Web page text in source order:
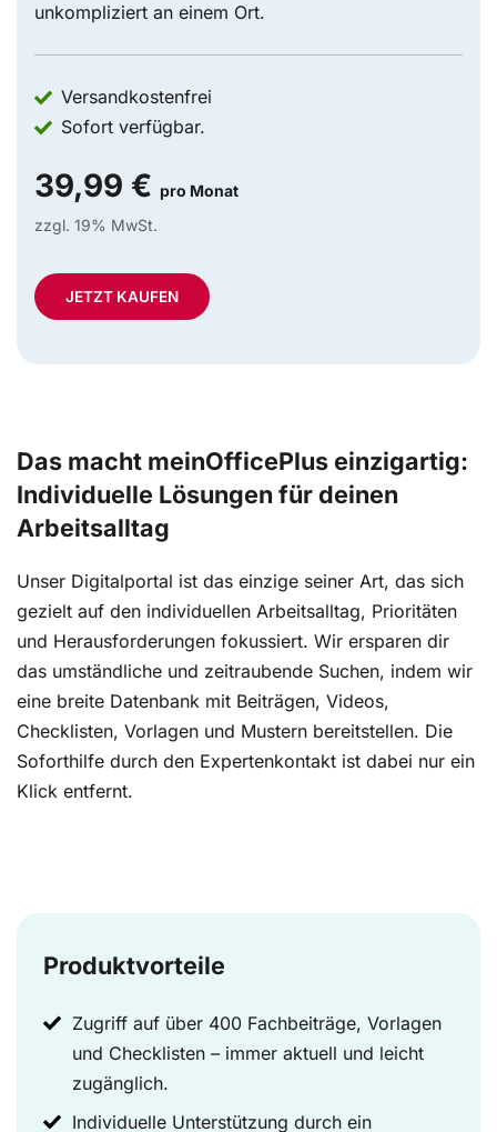
unkompliziert an einem Ort.
Versandkostenfrei
Sofort verfügbar.
39,99 € pro Monat
zzgl. 19% MwSt.
JETZT KAUFEN
Das macht meinOfficePlus einzigartig:
Individuelle Lösungen für deinen
Arbeitsalltag
Unser Digitalportal ist das einzige seiner Art, das sich
gezielt auf den individuellen Arbeitsalltag, Prioritäten
und Herausforderungen fokussiert. Wir ersparen dir
das umständliche und zeitraubende Suchen, indem wir
eine breite Datenbank mit Beiträgen, Videos,
Checklisten, Vorlagen und Mustern bereitstellen. Die
Soforthilfe durch den Expertenkontakt ist dabei nur ein
Klick entfernt.
Produktvorteile
Zugriff auf über 400 Fachbeiträge, Vorlagen
und Checklisten – immer aktuell und leicht
zugänglich.
Individuelle Unterstützung durch ein